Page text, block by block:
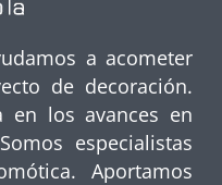
a acometer
de decoración.
en los avances en
especialistas
Aportamos